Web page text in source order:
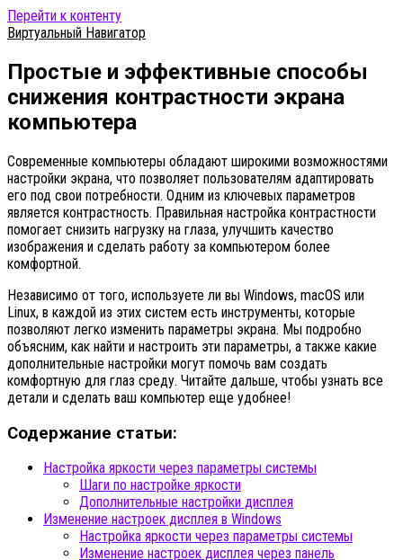
Перейти к контенту
Виртуальный Навигатор
Простые и эффективные способы
снижения контрастности экрана
компьютера
Современные компьютеры обладают широкими возможностями
настройки экрана, что позволяет пользователям адаптировать
его под свои потребности. Одним из ключевых параметров
является контрастность. Правильная настройка контрастности
помогает снизить нагрузку на глаза, улучшить качество
изображения и сделать работу за компьютером более
комфортной.
Независимо от того, используете ли вы Windows, macOS или
Linux, в каждой из этих систем есть инструменты, которые
позволяют легко изменить параметры экрана. Мы подробно
объясним, как найти и настроить эти параметры, а также какие
дополнительные настройки могут помочь вам создать
комфортную для глаз среду. Читайте дальше, чтобы узнать все
детали и сделать ваш компьютер еще удобнее!
Содержание статьи:
Настройка яркости через параметры системы
Шаги по настройке яркости
Дополнительные настройки дисплея
Изменение настроек дисплея в Windows
Настройка яркости через параметры системы
Изменение настроек дисплея через панель